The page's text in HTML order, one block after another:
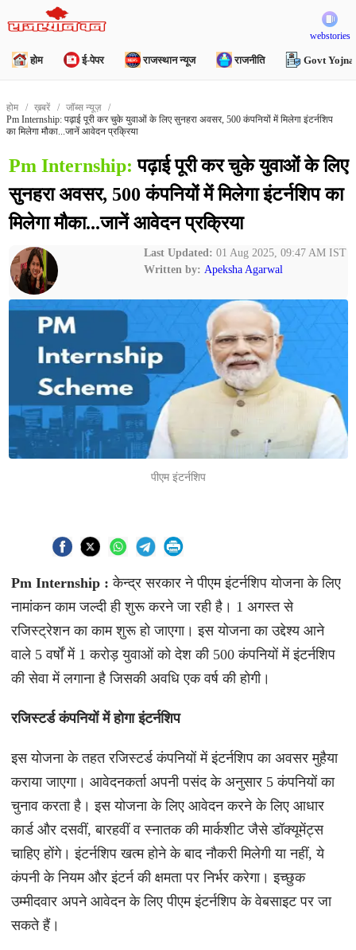
webstories
होम ई-पेपर राजस्थान न्यूज राजनीति Govt Yojna
होम ख़बरें
जॉब्स न्यूज़
Pm Internship: पढ़ाई पूरी कर चुके युवाओं के लिए सुनहरा अवसर, 500 कंपनियों में मिलेगा इंटर्नशिप
का मिलेगा मौका...जानें आवेदन प्रक्रिया
Pm Internship: पढ़ाई पूरी कर चुके युवाओं के लिए
सुनहरा अवसर, 500 कंपनियों में मिलेगा इंटर्नशिप का
मिलेगा मौका...जानें आवेदन प्रक्रिया
Last Updated: 01 Aug 2025, 09:47 AM IST
Written by: Apeksha Agarwal
पीएम इंटर्नशिप
Pm Internship :केन्द्र सरकार ने पीएम इंटर्नशिप योजना के लिए
नामांकन काम जल्दी ही शुरू करने जा रही है। 1 अगस्त से
रजिस्ट्रेशन का काम शुरू हो जाएगा। इस योजना का उद्देश्य आने
वाले 5 वर्षों में 1 करोड़ युवाओं को देश की 500 कंपनियों में इंटर्नशिप
की सेवा में लगाना है जिसकी अवधि एक वर्ष की होगी।
रजिस्टर्ड कंपनियों में होगा इंटर्नशिप
इस योजना के तहत रजिस्टर्ड कंपनियों में इंटर्नशिप का अवसर मुहैया
कराया जाएगा। आवेदनकर्ता अपनी पसंद के अनुसार 5 कंपनियों का
चुनाव करता है। इस योजना के लिए आवेदन करने के लिए आधार
कार्ड और दसवीं, बारहवीं व स्नातक की मार्कशीट जैसे डॉक्यूमेंट्स
चाहिए होंगे। इंटर्नशिप खत्म होने के बाद नौकरी मिलेगी या नहीं, ये
कंपनी के नियम और इंटर्न की क्षमता पर निर्भर करेगा। इच्छुक
उम्मीदवार अपने आवेदन के लिए पीएम इंटर्नशिप के वेबसाइट पर जा
सकते हैं।